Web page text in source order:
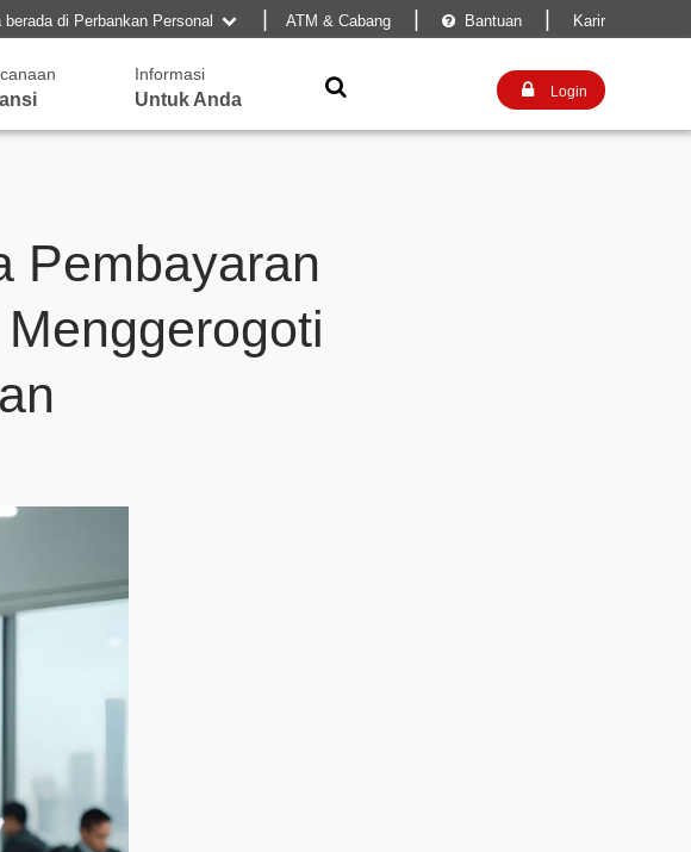
berada di Perbankan Personal  |ATM & Cabang  Bantuan Karir
Informasi
Untuk Anda
  Login
Pembayaran